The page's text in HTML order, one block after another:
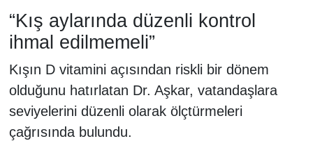
“Kış aylarında düzenli kontrol
ihmal edilmemeli”
Kışın D vitamini açısından riskli bir dönem
olduğunu hatırlatan Dr. Aşkar, vatandaşlara
seviyelerini düzenli olarak ölçtürmeleri
çağrısında bulundu.